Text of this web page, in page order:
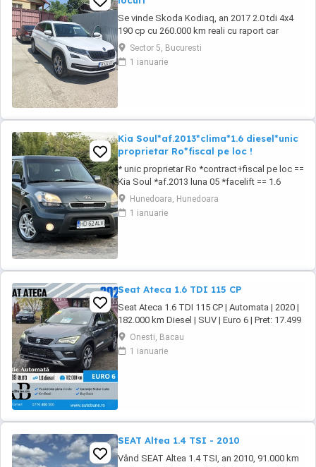
Se vinde Skoda Kodiaq, an 2017 2.0 tdi 4x4
190 cp cu 260.000 km reali cu raport car
vertical. La 253.000 km s-a efectuat revizie cu
facturi la: ulei+filtre, plăcute frână, rulment
spate, schimbat ulei dsg , cutie transfer, grup
Sector 5, Bucuresti
1 ianuarie
Kia Soul*af.2013*clima*1.6 diesel*unic
proprietar Ro*fiscal pe loc !
* unic proprietar Ro *contract+fiscal pe loc ==
Kia Soul *af.2013 luna 05 *facelift == 1.6
diesel CRDI 16 valve *unic proprietar pe brif
== auto de nefumator *85 kw 116 cp *euro 5
== km:224.968 *cauciucuri noi de iarna ==
Hunedoara, Hunedoara
1 ianuarie
Seat Ateca 1.6 TDI 115 CP
Seat Ateca 1.6 TDI 115 CP | Automata | 2020 |
182.000 km Diesel | SUV | Euro 6 | Pret: 17.499
Dotari Premium Line: Dublu Climatronic +
incalzire scaune Navigatie mare + ceasuri
digitale Faruri LED + lumini zi LED Distronic
Onesti, Bacau
1 ianuarie
SEAT Altea 1.4 TSI - 2010
Vând SEAT Altea 1.4 TSI, an 2010, 91.000 km